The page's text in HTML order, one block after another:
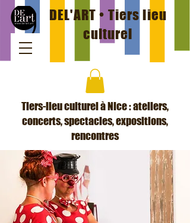
DEL'ART • Tiers lieu
culturel
Tiers-lieu culturel à Nice : ateliers,
concerts, spectacles, expositions,
rencontres